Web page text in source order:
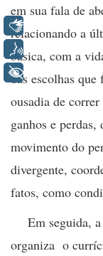
em sua fala de
relacionando a
básica, com a
das escolhas
ousadia de
ganhos e
movimento do
divergente,
fatos, como
Em seguida, a
organiza o
Libras
+